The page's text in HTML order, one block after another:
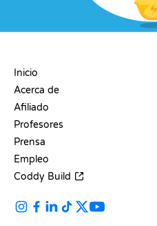
Inicio
Acerca de
Afiliado
Profesores
Prensa
Empleo
Coddy Build